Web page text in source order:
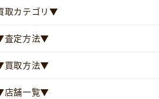
取カテゴリ▼
定方法▼
取方法▼
舗一覧▼